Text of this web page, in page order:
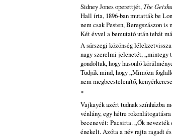
Sidney Jones operettjét,The
Hall írta, 1896-ban mutatták be
nem csak Pesten, Beregszászon is
Két évvel a bemutató után tehát
A sárszegi közönség
nagy szerelmi jelenetét, „mintegy
gondoltak, hogy hasonló
Tudják mind, hogy „Mimóza
nem megbecstelenítő,
*
Vajkayék azért tudnak színházba
vénlány, egy hétre
becenevét: Pacsirta. „Ők
énekelt. Azóta a név rajta ragadt